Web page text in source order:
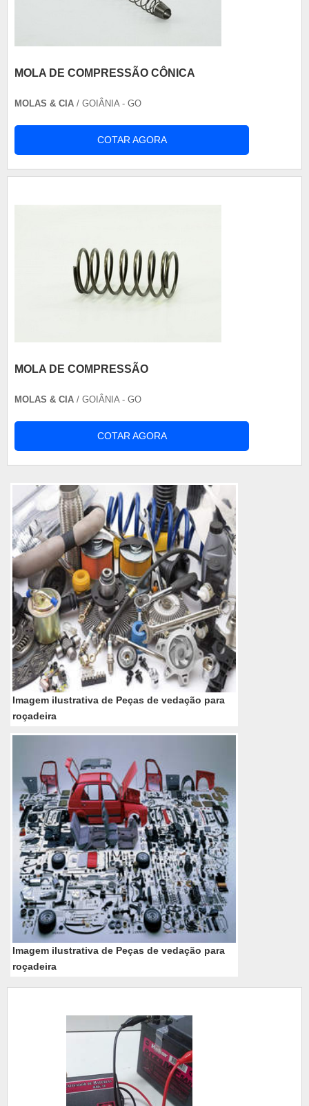
MOLA DE COMPRESSÃO CÔNICA
MOLAS & CIA / GOIÂNIA - GO
COTAR AGORA
MOLA DE COMPRESSÃO
MOLAS & CIA / GOIÂNIA - GO
COTAR AGORA
Imagem ilustrativa de Peças de vedação para
roçadeira
Imagem ilustrativa de Peças de vedação para
roçadeira